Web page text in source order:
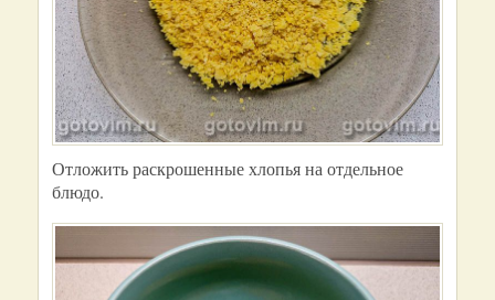
Отложить раскрошенные хлопья на отдельное
блюдо.